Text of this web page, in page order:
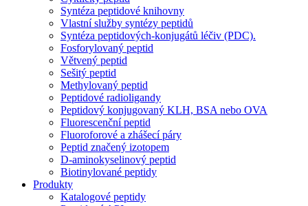
Syntéza peptidové knihovny
Vlastní služby syntézy peptidů
Syntéza peptidových-konjugátů léčiv (PDC).
Fosforylovaný peptid
Větvený peptid
Sešitý peptid
Methylovaný peptid
Peptidové radioligandy
Peptidový konjugovaný KLH, BSA nebo OVA
Fluorescenční peptid
Fluoroforové a zhášecí páry
Peptid značený izotopem
D-aminokyselinový peptid
Biotinylované peptidy
Produkty
Katalogové peptidy